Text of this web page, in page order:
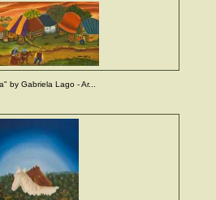
by Gabriela Lago - Ar...